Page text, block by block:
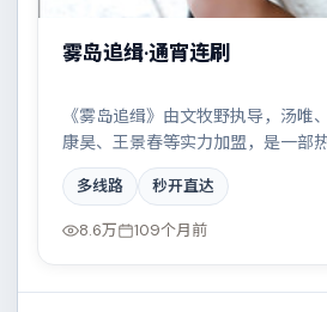
雾岛追缉·通宵连刷
《雾岛追缉》由文牧野执导，汤唯
康昊、王景春等实力加盟，是一部
品。故事主要发生在德国，边境线
心弦。影片在视听语言与叙事节奏
欢深度叙事的观众。
多线路 秒开直达
8.6万 109个月前